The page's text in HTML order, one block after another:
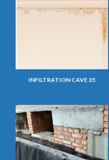
INFILTRATION CAVE 35